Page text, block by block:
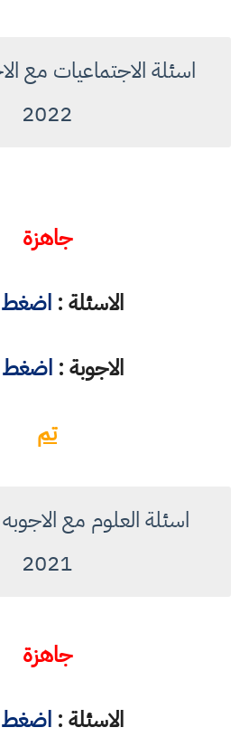
اسئلة الاجتماعيات مع
2022
جاهزة
الاسئلة : اضغط
الاجوبة :اضغط
تم
اسئلة العلوم مع
2021
جاهزة
الاسئلة : اضغط